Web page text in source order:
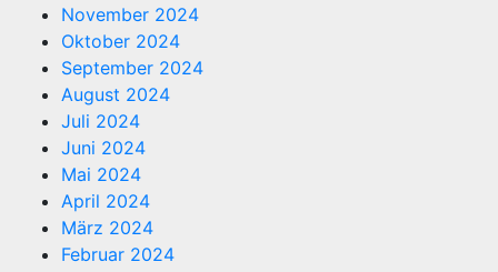
November 2024
Oktober 2024
September 2024
August 2024
Juli 2024
Juni 2024
Mai 2024
April 2024
März 2024
Februar 2024